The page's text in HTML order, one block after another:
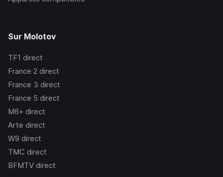
Sur Molotov
TF1 direct
France 2 direct
France 3 direct
France 5 direct
M6+ direct
Arte direct
W9 direct
TMC direct
BFMTV direct